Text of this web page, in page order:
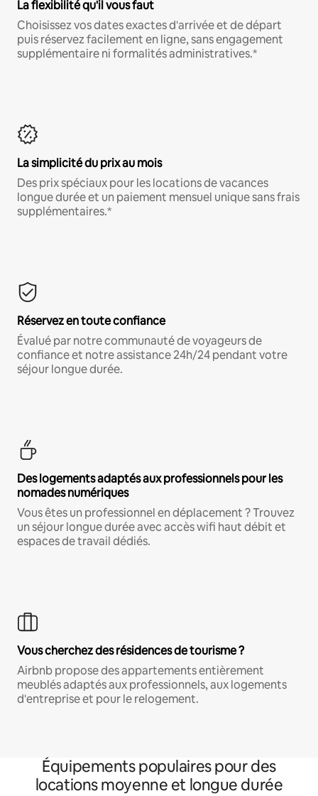
La flexibilité qu'il vous faut
Choisissez vos dates exactes d'arrivée et de départ
puis réservez facilement en ligne, sans engagement
supplémentaire ni formalités administratives.*
La simplicité du prix au mois
Des prix spéciaux pour les locations de vacances
longue durée et un paiement mensuel unique sans frais
supplémentaires.*
Réservez en toute confiance
Évalué par notre communauté de voyageurs de
confiance et notre assistance 24h/24 pendant votre
séjour longue durée.
Des logements adaptés aux professionnels pour les
nomades numériques
Vous êtes un professionnel en déplacement ? Trouvez
un séjour longue durée avec accès wifi haut débit et
espaces de travail dédiés.
Vous cherchez des résidences de tourisme ?
Airbnb propose des appartements entièrement
meublés adaptés aux professionnels, aux logements
d'entreprise et pour le relogement.
Équipements populaires pour des
locations moyenne et longue durée